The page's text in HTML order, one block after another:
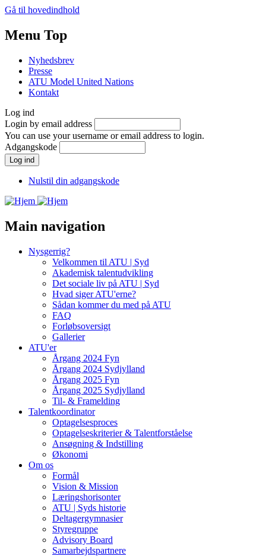
Gå til hovedindhold
Menu Top
Nyhedsbrev
Presse
ATU Model United Nations
Kontakt
Log ind
Login by email address
You can use your username or email address to login.
Adgangskode
Nulstil din adgangskode
Main navigation
Nysgerrig?
Velkommen til ATU | Syd
Akademisk talentudvikling
Det sociale liv på ATU | Syd
Hvad siger ATU'erne?
Sådan kommer du med på ATU
FAQ
Forløbsoversigt
Gallerier
ATU'er
Årgang 2024 Fyn
Årgang 2024 Sydjylland
Årgang 2025 Fyn
Årgang 2025 Sydjylland
Til- & Framelding
Talentkoordinator
Optagelsesproces
Optagelseskriterier & Talentforståelse
Ansøgning & Indstilling
Økonomi
Om os
Formål
Vision & Mission
Læringshorisonter
ATU | Syds historie
Deltagergymnasier
Styregruppe
Advisory Board
Samarbejdspartnere